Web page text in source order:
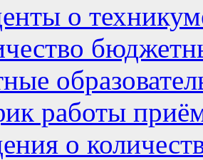
о
работы
о